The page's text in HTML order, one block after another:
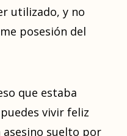
utilizado, y no
posesión del
que estaba
vivir feliz
suelto por